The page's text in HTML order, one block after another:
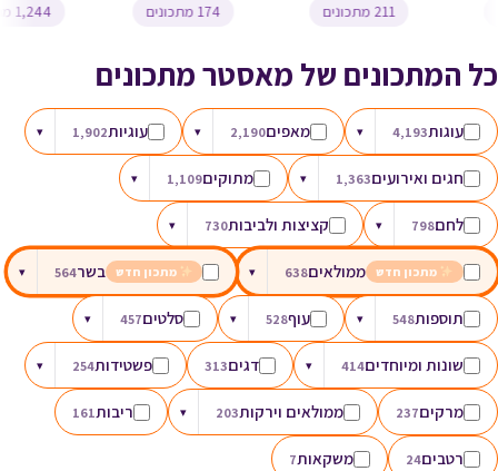
כל המתכונים של מאסטר מתכונים
עוגות4,193
▾ מאפים2,190
▾ עוגיות1,902
▾
חגים ואירועים1,363
▾ מתוקים1,109
▾
לחם798
▾ קציצות ולביבות730
▾
מתכון חדש ממולאים638
▾ מתכון חדש בשר564
▾
תוספות548
▾ עוף528
▾ סלטים457
▾
שונות ומיוחדים414
▾ דגים313 פשטידות254
▾
מרקים237 ממולאים וירקות203
▾ ריבות161
רטבים24 משקאות7